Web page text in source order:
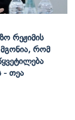
Რეჟიმის
Რომ
- Თეა